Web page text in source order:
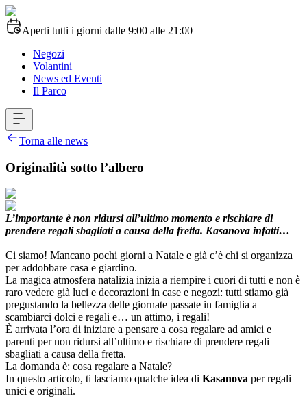
Aperti tutti i giorni dalle 9:00 alle 21:00
Negozi
Volantini
News ed Eventi
Il Parco
Torna alle news
Originalità sotto l’albero
L’importante è non ridursi all’ultimo momento e rischiare di
prendere regali sbagliati a causa della fretta. Kasanova infatti…
Ci siamo! Mancano pochi giorni a Natale e già c’è chi si organizza
per addobbare casa e giardino.
La magica atmosfera natalizia inizia a riempire i cuori di tutti e non è
raro vedere già luci e decorazioni in case e negozi: tutti stiamo già
pregustando la bellezza delle giornate passate in famiglia a
scambiarci dolci e regali e… un attimo, i regali!
È arrivata l’ora di iniziare a pensare a cosa regalare ad amici e
parenti per non ridursi all’ultimo e rischiare di prendere regali
sbagliati a causa della fretta.
La domanda è: cosa regalare a Natale?
In questo articolo, ti lasciamo qualche idea di Kasanova per regali
unici e originali.